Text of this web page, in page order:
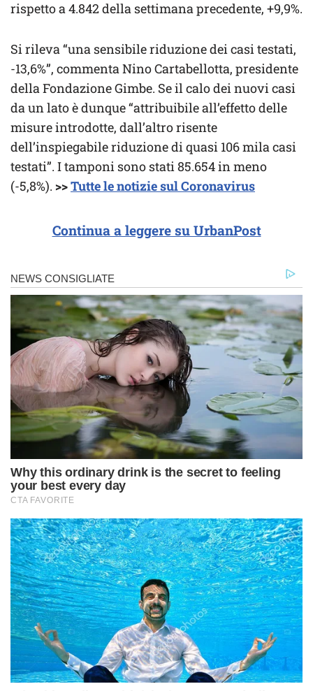
rispetto a 4.842 della settimana precedente, +9,9%.
Si rileva “una sensibile riduzione dei casi testati,
-13,6%”, commenta Nino Cartabellotta, presidente
della Fondazione Gimbe. Se il calo dei nuovi casi
da un lato è dunque “attribuibile all’effetto delle
misure introdotte, dall’altro risente
dell’inspiegabile riduzione di quasi 106 mila casi
testati”. I tamponi sono stati 85.654 in meno
(-5,8%). >>Tutte le notizie sul Coronavirus
Continua a leggere su UrbanPost